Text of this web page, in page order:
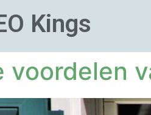
Kings
voordelen